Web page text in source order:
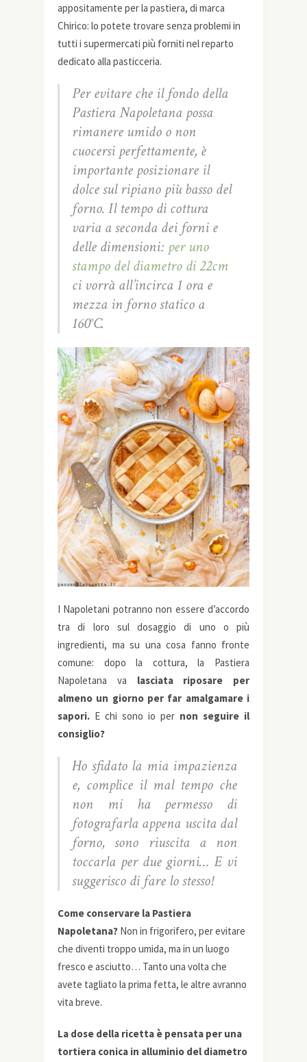
appositamente per la pastiera, di marca
Chirico: lo potete trovare senza problemi in
tutti i supermercati più forniti nel reparto
dedicato alla pasticceria.
Per evitare che il fondo della
Pastiera Napoletana possa
rimanere umido o non
cuocersi perfettamente, è
importante posizionare il
dolce sul ripiano più basso del
forno. Il tempo di cottura
varia a seconda dei forni e
delle dimensioni: per uno
stampo del diametro di 22cm
ci vorrà all’incirca 1 ora e
mezza in forno statico a
160°C.
I Napoletani potranno non essere d’accordo
tra di loro sul dosaggio di uno o più
ingredienti, ma su una cosa fanno fronte
comune: dopo la cottura, la Pastiera
Napoletana va lasciata riposare per
almeno un giorno per far amalgamare i
sapori. E chi sono io per non seguire il
consiglio?
Ho sfidato la mia impazienza
e, complice il mal tempo che
non mi ha permesso di
fotografarla appena uscita dal
forno, sono riuscita a non
toccarla per due giorni… E vi
suggerisco di fare lo stesso!
Come conservare la Pastiera
Napoletana? Non in frigorifero, per evitare
che diventi troppo umida, ma in un luogo
fresco e asciutto… Tanto una volta che
avete tagliato la prima fetta, le altre avranno
vita breve.
La dose della ricetta è pensata per una
tortiera conica in alluminio del diametro